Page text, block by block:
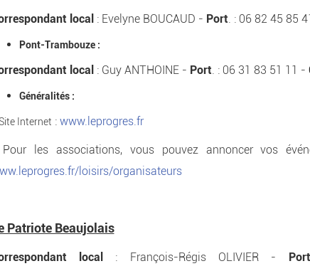
local : Evelyne BOUCAUD - Port. : 06 82 45 85
Pont-Trambouze :
local : Guy ANTHOINE - Port. : 06 31 83 51 11 -
Généralités :
Internet : www.leprogres.fr
les associations, vous pouvez annoncer vos
loisirs/organisateurs
Patriote Beaujolais
local : François-Régis OLIVIER - Port